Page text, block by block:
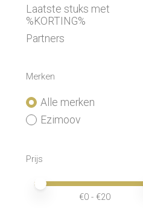
Laatste stuks met
%KORTING%
Partners
Merken
Alle merken
Ezimoov
Prijs
Minimale prijswaarde
Price maximum value
€0 - €20